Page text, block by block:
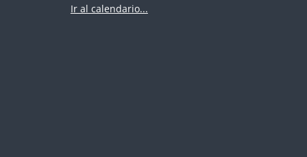
Ir al calendario...